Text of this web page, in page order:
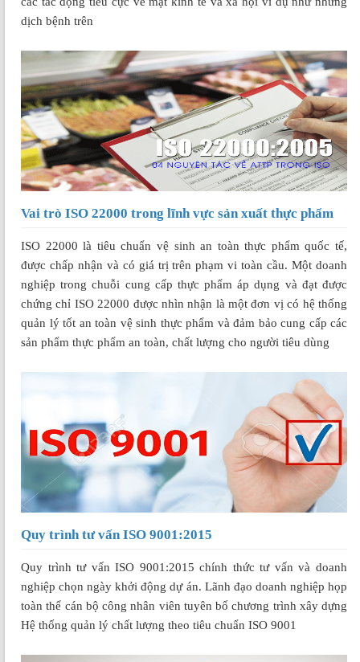
dịch bệnh trên
Vai trò ISO 22000 trong lĩnh vực sản xuất thực phẩm
ISO 22000 là tiêu chuẩn vệ sinh an toàn thực phẩm quốc tế,
được chấp nhận và có giá trị trên phạm vi toàn cầu. Một doanh
nghiệp trong chuỗi cung cấp thực phẩm áp dụng và đạt được
chứng chỉ ISO 22000 được nhìn nhận là một đơn vị có hệ thống
quản lý tốt an toàn vệ sinh thực phẩm và đảm bảo cung cấp các
sản phẩm thực phẩm an toàn, chất lượng cho người tiêu dùng
Quy trình tư vấn ISO 9001:2015
Quy trình tư vấn ISO 9001:2015 chính thức tư vấn và doanh
nghiệp chọn ngày khởi động dự án. Lãnh đạo doanh nghiệp họp
toàn thể cán bộ công nhân viên tuyên bố chương trình xây dựng
Hệ thống quản lý chất lượng theo tiêu chuẩn ISO 9001